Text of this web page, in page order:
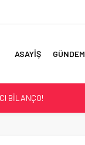
ASAYİŞ GÜNDEM
BİLANÇO!
BASKINLARI!